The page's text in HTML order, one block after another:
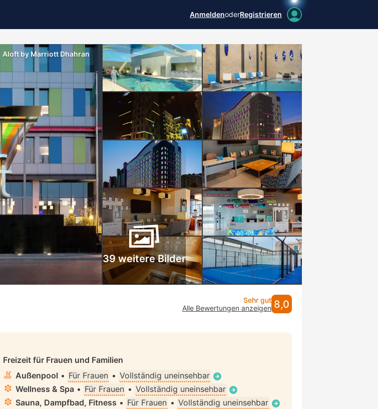
AnmeldenoderRegistrieren
Aloft by Marriott Dhahran
39 weitere Bilder
Sehr gut
Alle Bewertungen anzeigen 8,0
Freizeit für Frauen und Familien
Außenpool • Für Frauen • Vollständig uneinsehbar
Wellness & Spa • Für Frauen • Vollständig uneinsehbar
Sauna, Dampfbad, Fitness • Für Frauen • Vollständig uneinsehbar